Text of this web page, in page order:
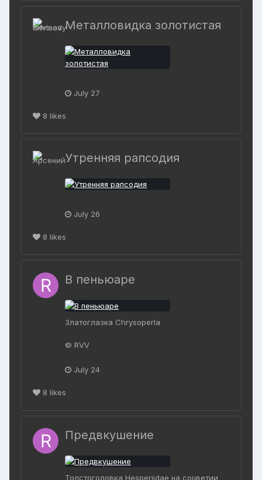
Металловидка золотистая
July 27
8 likes
Утренняя рапсодия
July 26
8 likes
В пеньюаре
Златоглазка Chrysoperla
© RVV
July 24
8 likes
Предвкушение
Толстоголовка Hesperiidae на соцветии